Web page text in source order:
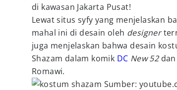
di kawasan Jakarta Pusat!
Lewat situs syfy yang menjelaskan
mahal ini di desain oleh designer
juga menjelaskan bahwa desain
Shazam dalam komik DC New 52dan
Romawi.
Sumber: